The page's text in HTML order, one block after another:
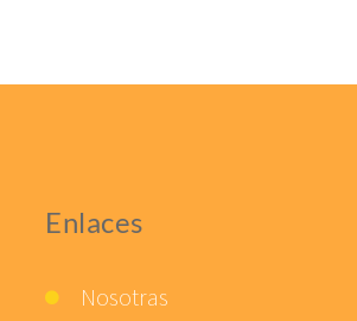
Enlaces
Nosotras